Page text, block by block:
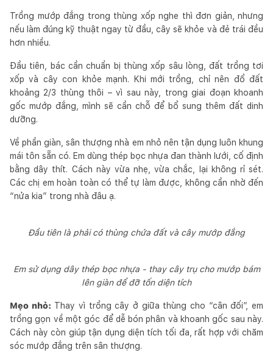
Trồng mướp đắng trong thùng xốp nghe thì đơn giản, nhưng
nếu làm đúng kỹ thuật ngay từ đầu, cây sẽ khỏe và đẻ trái đều
hơn nhiều.
Đầu tiên, bác cần chuẩn bị thùng xốp sâu lòng, đất trồng tơi
xốp và cây con khỏe mạnh. Khi mới trồng, chỉ nên đổ đất
khoảng 2/3 thùng thôi – vì sau này, trong giai đoạn khoanh
gốc mướp đắng, mình sẽ cần chỗ để bổ sung thêm đất dinh
dưỡng.
Về phần giàn, sân thượng nhà em nhỏ nên tận dụng luôn khung
mái tôn sẵn có. Em dùng thép bọc nhựa đan thành lưới, cố định
bằng dây thít. Cách này vừa nhẹ, vừa chắc, lại không rỉ sét.
Các chị em hoàn toàn có thể tự làm được, không cần nhờ đến
“nửa kia” trong nhà đâu ạ.
Đầu tiên là phải có thùng chứa đất và cây mướp đắng
Em sử dụng dây thép bọc nhựa - thay cây trụ cho mướp bám
lên giàn để đỡ tốn diện tích
Mẹo nhỏ: Thay vì trồng cây ở giữa thùng cho “cân đối”, em
trồng gọn về một góc để dễ bón phân và khoanh gốc sau này.
Cách này còn giúp tận dụng diện tích tối đa, rất hợp với chăm
sóc mướp đắng trên sân thượng.